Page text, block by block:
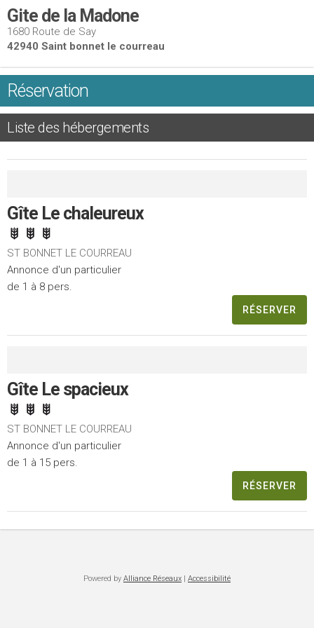
Gite de la Madone
1680 Route de Say
42940 Saint bonnet le courreau
Réservation
Liste des hébergements
Gîte Le chaleureux
ST BONNET LE COURREAU
Annonce d'un particulier
de 1 à 8 pers.
RÉSERVER
Gîte Le spacieux
ST BONNET LE COURREAU
Annonce d'un particulier
de 1 à 15 pers.
RÉSERVER
Powered by Alliance Réseaux | Accessibilité